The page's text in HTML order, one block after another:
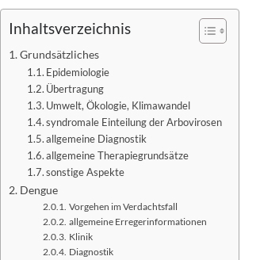
Inhaltsverzeichnis
Grundsätzliches
Epidemiologie
Übertragung
Umwelt, Ökologie, Klimawandel
syndromale Einteilung der Arbovirosen
allgemeine Diagnostik
allgemeine Therapiegrundsätze
sonstige Aspekte
Dengue
Vorgehen im Verdachtsfall
allgemeine Erregerinformationen
Klinik
Diagnostik